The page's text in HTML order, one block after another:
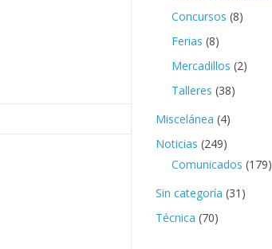
Concursos (8)
Ferias (8)
Mercadillos (2)
Talleres (38)
Miscelánea (4)
Noticias (249)
Comunicados (179)
Sin categoría (31)
Técnica (70)